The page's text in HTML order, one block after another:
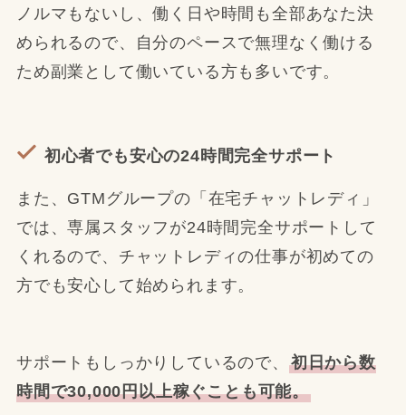
ノルマもないし、働く日や時間も全部あなた決
められるので、自分のペースで無理なく働ける
ため副業として働いている方も多いです。
初心者でも安心の24時間完全サポート
また、GTMグループの「在宅チャットレディ」
では、専属スタッフが24時間完全サポートして
くれるので、チャットレディの仕事が初めての
方でも安心して始められます。
サポートもしっかりしているので、 初日から数
時間で30,000円以上稼ぐことも可能。